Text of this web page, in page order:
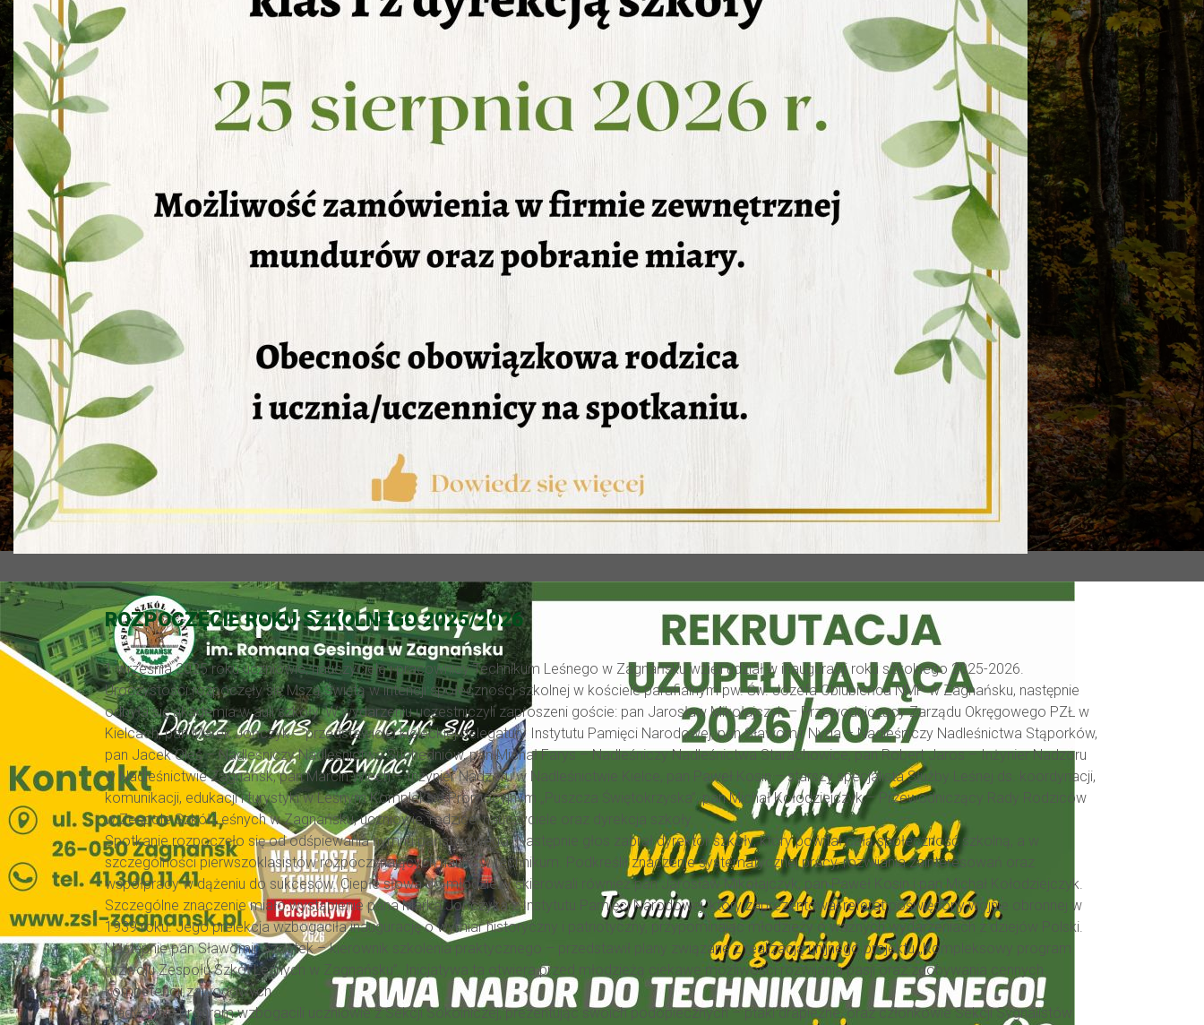
ROZPOCZĘCIE ROKU SZKOLNEGO 2025/2026
1 września 2025 roku uczniowie, nauczyciele i pracownicy Technikum Leśnego w Zagnańsku wzięli udział w inauguracji roku szkolnego 2025-2026.
Uroczystości rozpoczęły się Mszą Świętą w intencji społeczności szkolnej w kościele parafialnym pw. Św. Józefa Oblubieńca NMP w Zagnańsku, następnie
odbyła się akademia w auli szkoły. W wydarzeniu uczestniczyli zaproszeni goście: pan Jarosław Mikołajczyk – Przewodniczący Zarządu Okręgowego PZŁ w
Kielcach, pan Marek Jończyk – przedstawiciel kieleckiej delegatury Instytutu Pamięci Narodowej, pan Sławomir Nyga – Nadleśniczy Nadleśnictwa Stąporków,
pan Jacek Oleś – Nadleśniczy Nadleśnictwa Suchedniów, pan Michał Farys – Nadleśniczy Nadleśnictwa Starachowice, pan Robert Jaros – Inżynier Nadzoru
w Nadleśnictwie Zagnańsk, pan Marcin Wiech – Inżynier Nadzoru w Nadleśnictwie Kielce, pan Paweł Kosin – starszy specjalista Służby Leśnej ds. koordynacji,
komunikacji, edukacji i turystyki w Leśnym Kompleksie Promocyjnym „Puszcza Świętokrzyska”, pan Michał Kołodziejczyk – Przewodniczący Rady Rodziców
w Zespole Szkół Leśnych w Zagnańsku, uczniowie, rodzice, nauczyciele oraz dyrekcja szkoły.
Spotkanie rozpoczęło się od odśpiewania hymnu państwowego. Następnie głos zabrał dyrektor szkoły, który powitał całą społeczność szkolną, a w
szczególności pierwszoklasistów rozpoczynających naukę w technikum. Podkreślił znaczenie systematycznej pracy, rozwijania zainteresowań oraz
współpracy w dążeniu do sukcesów. Ciepłe słowa do młodzieży skierowali również pan Jarosław Mikołajczyk, pan Paweł Kosin i pan Michał Kołodziejczyk.
Szczególne znaczenie miało wystąpienie pana Marka Jończyka z Instytutu Pamięci Narodowej, który zaprezentował referat poświęcony wojnie obronnej w
1939 roku. Jego prelekcja wzbogaciła inaugurację o wymiar historyczny i patriotyczny, przypominając młodzieży o ważnych wydarzeniach z dziejów Polski.
Następnie pan Sławomir Szostek – kierownik szkolenia praktycznego – przedstawił plany związane z realizacją unijnego projektu „Kompleksowy program
rozwoju Zespołu Szkół Leśnych w Zagnańsku”. Inicjatywa ta otwiera przed młodzieżą ciekawe możliwości rozwijania pasji oraz zdobywania cennych
kompetencji zawodowych.
Tradycyjnie program wzbogacili uczniowie z Sekcji Sokolniczej, prezentując swoich podopiecznych – ptaki drapieżne, oraz członkowie Sekcji Sygnalistów